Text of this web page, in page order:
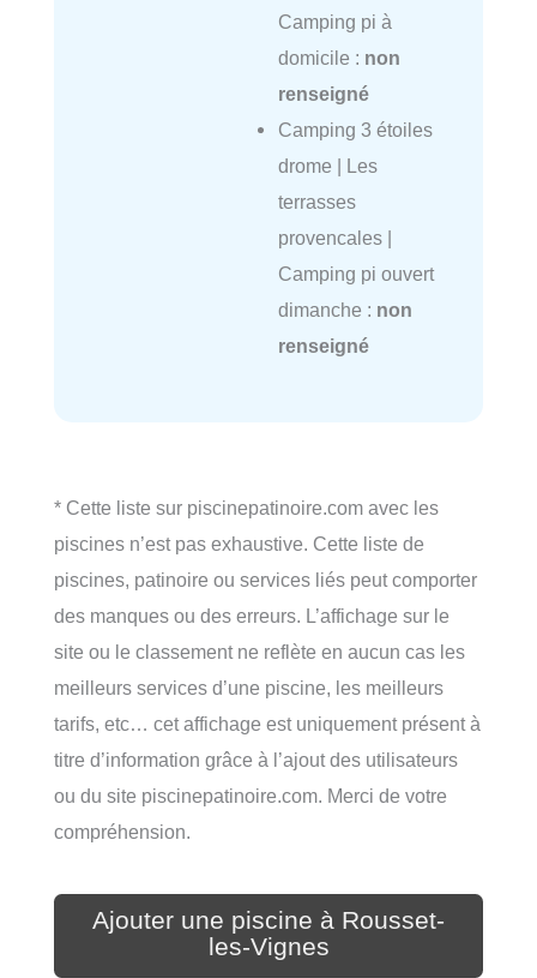
Camping pi à
domicile : non
renseigné
Camping 3 étoiles
drome | Les
terrasses
provencales |
Camping pi ouvert
dimanche : non
renseigné
* Cette liste sur piscinepatinoire.com avec les
piscines n’est pas exhaustive. Cette liste de
piscines, patinoire ou services liés peut comporter
des manques ou des erreurs. L’affichage sur le
site ou le classement ne reflète en aucun cas les
meilleurs services d’une piscine, les meilleurs
tarifs, etc… cet affichage est uniquement présent à
titre d’information grâce à l’ajout des utilisateurs
ou du site piscinepatinoire.com. Merci de votre
compréhension.
Ajouter une piscine à Rousset-
les-Vignes